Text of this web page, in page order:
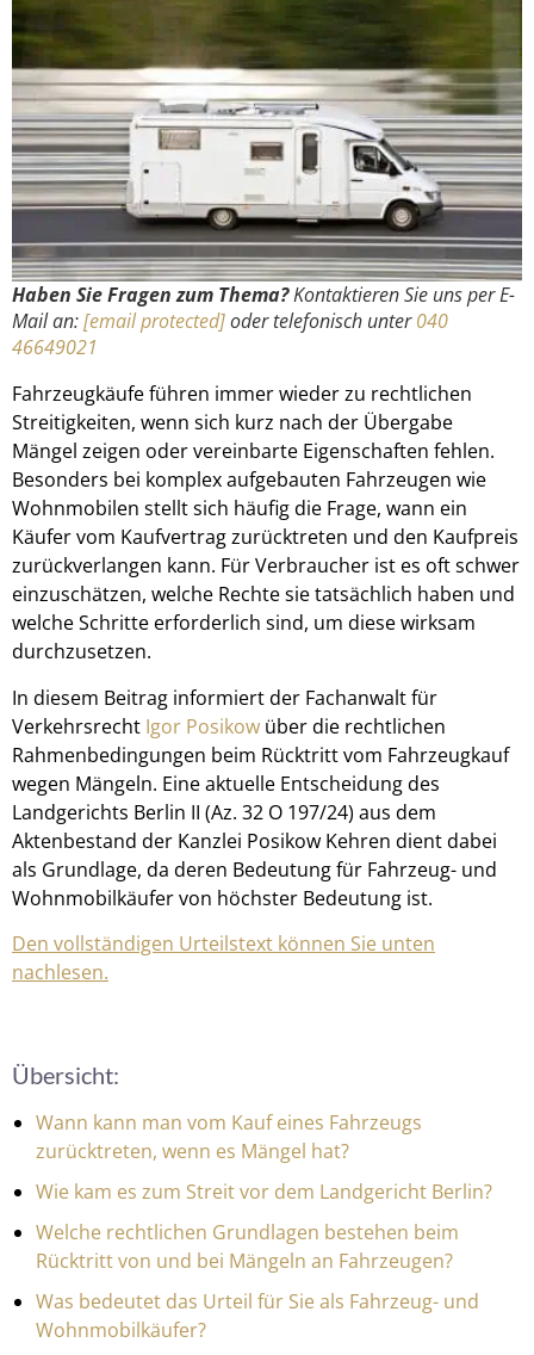
Haben Sie Fragen zum Thema?Kontaktieren Sie uns per E-
Mail an:[email protected]oder telefonisch unter040
46649021
Fahrzeugkäufe führen immer wieder zu rechtlichen
Streitigkeiten, wenn sich kurz nach der Übergabe
Mängel zeigen oder vereinbarte Eigenschaften fehlen.
Besonders bei komplex aufgebauten Fahrzeugen wie
Wohnmobilen stellt sich häufig die Frage, wann ein
Käufer vom Kaufvertrag zurücktreten und den Kaufpreis
zurückverlangen kann. Für Verbraucher ist es oft schwer
einzuschätzen, welche Rechte sie tatsächlich haben und
welche Schritte erforderlich sind, um diese wirksam
durchzusetzen.
In diesem Beitrag informiert der Fachanwalt für
Verkehrsrecht Igor Posikow über die rechtlichen
Rahmenbedingungen beim Rücktritt vom Fahrzeugkauf
wegen Mängeln. Eine aktuelle Entscheidung des
Landgerichts Berlin II (Az. 32 O 197/24) aus dem
Aktenbestand der Kanzlei Posikow Kehren dient dabei
als Grundlage, da deren Bedeutung für Fahrzeug- und
Wohnmobilkäufer von höchster Bedeutung ist.
Den vollständigen Urteilstext können Sie unten
nachlesen.
Übersicht:
Wann kann man vom Kauf eines Fahrzeugs
zurücktreten, wenn es Mängel hat?
Wie kam es zum Streit vor dem Landgericht Berlin?
Welche rechtlichen Grundlagen bestehen beim
Rücktritt von und bei Mängeln an Fahrzeugen?
Was bedeutet das Urteil für Sie als Fahrzeug- und
Wohnmobilkäufer?